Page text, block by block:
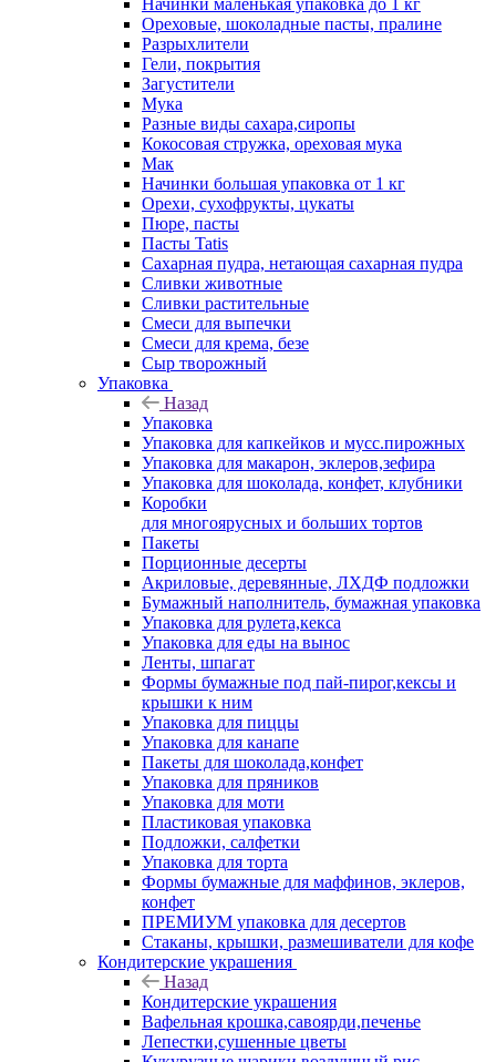
Начинки маленькая упаковка до 1 кг
Ореховые, шоколадные пасты, пралине
Разрыхлители
Гели, покрытия
Загустители
Мука
Разные виды сахара,сиропы
Кокосовая стружка, ореховая мука
Мак
Начинки большая упаковка от 1 кг
Орехи, сухофрукты, цукаты
Пюре, пасты
Пасты Tatis
Сахарная пудра, нетающая сахарная пудра
Сливки животные
Сливки растительные
Смеси для выпечки
Смеси для крема, безе
Сыр творожный
Упаковка
Назад
Упаковка
Упаковка для капкейков и мусс.пирожных
Упаковка для макарон, эклеров,зефира
Упаковка для шоколада, конфет, клубники
Коробки
для многоярусных и больших тортов
Пакеты
Порционные десерты
Акриловые, деревянные, ЛХДФ подложки
Бумажный наполнитель, бумажная упаковка
Упаковка для рулета,кекса
Упаковка для еды на вынос
Ленты, шпагат
Формы бумажные под пай-пирог,кексы и
крышки к ним
Упаковка для пиццы
Упаковка для канапе
Пакеты для шоколада,конфет
Упаковка для пряников
Упаковка для моти
Пластиковая упаковка
Подложки, салфетки
Упаковка для торта
Формы бумажные для маффинов, эклеров,
конфет
ПРЕМИУМ упаковка для десертов
Стаканы, крышки, размешиватели для кофе
Кондитерские украшения
Назад
Кондитерские украшения
Вафельная крошка,савоярди,печенье
Лепестки,сушенные цветы